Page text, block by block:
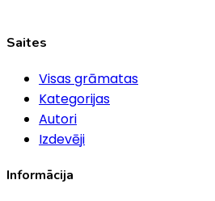
Saites
Visas grāmatas
Kategorijas
Autori
Izdevēji
Informācija